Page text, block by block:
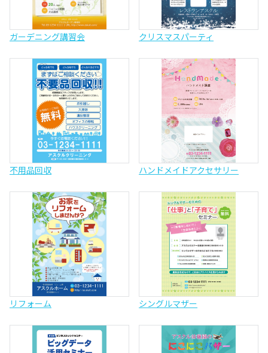
ガーデニング講習会 クリスマスパーティ
不用品回収 ハンドメイドアクセサリー
リフォーム シングルマザー